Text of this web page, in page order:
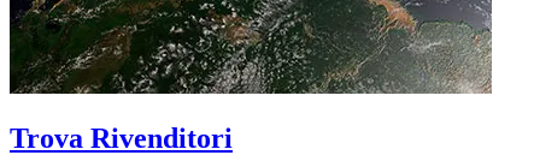
Trova Rivenditori